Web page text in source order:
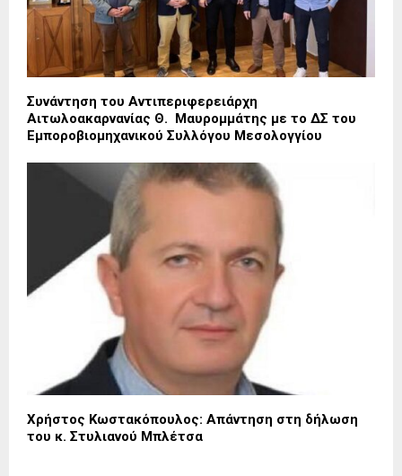
Συνάντηση του Αντιπεριφερειάρχη
Αιτωλοακαρνανίας Θ. Μαυρομμάτης με το ΔΣ του
Εμποροβιομηχανικού Συλλόγου Μεσολογγίου
Χρήστος Κωστακόπουλος: Απάντηση στη δήλωση
του κ. Στυλιανού Μπλέτσα